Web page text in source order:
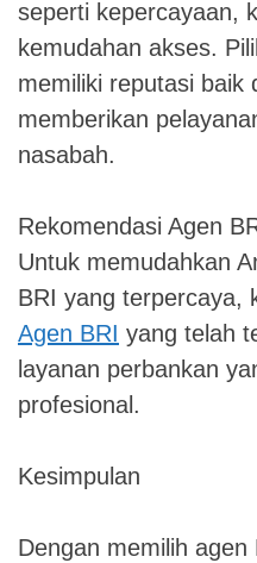
seperti kepercayaan,
kemudahan akses.
memiliki reputasi baik
memberikan
nasabah.
Rekomendasi Agen
Untuk memudahkan
BRI yang terpercaya,
Agen BRI yang telah
layanan perbankan
profesional.
Kesimpulan
Dengan memilih